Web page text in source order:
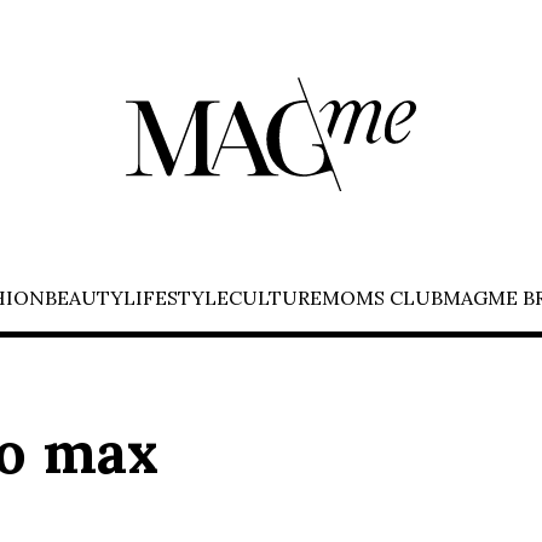
BEAUTYLIFESTYLECULTUREMOMS CLUBMAGME
max